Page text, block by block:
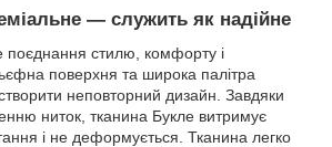
— служить як надійне
поєднання стилю, комфорту і
поверхня та широка палітра
неповторний дизайн. Завдяки
ниток, тканина Букле витримує
і не деформується. Тканина легко